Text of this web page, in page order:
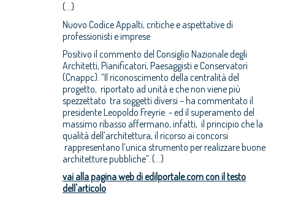
(...)
Nuovo Codice Appalti, critiche e aspettative di
professionisti e imprese
Positivo il commento del Consiglio Nazionale degli
Architetti, Pianificatori, Paesaggisti e Conservatori
(Cnappc). “Il riconoscimento della centralità del
progetto, riportato ad unità e che non viene più
spezzettato tra soggetti diversi – ha commentato il
presidente Leopoldo Freyrie - ed il superamento del
massimo ribasso affermano, infatti, il principio che la
qualità dell’architettura, il ricorso ai concorsi
rappresentano l’unica strumento per realizzare buone
architetture pubbliche”. (...)
vai alla pagina web di edilportale.com con il testo
dell'articolo